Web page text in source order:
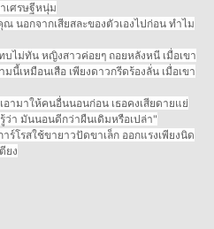
เศรษฐีหนุ่ม
นอกจากเสียสละของตัวเองไปก่อน ทำไม
ไม่ทัน หญิงสาวค่อยๆ ถอยหลังหนี เมื่อเขา
นี้เหมือนเสือ เพียงดาวกรีดร้องลั่น เมื่อเขา
ามาให้คนอื่นนอนก่อน เธอคงเสียดายแย่
ว่า มันนอนดีกว่าผืนเดิมหรือเปล่า"
โรสใช้ขายาวปัดขาเล็ก ออกแรงเพียงนิด
ยง